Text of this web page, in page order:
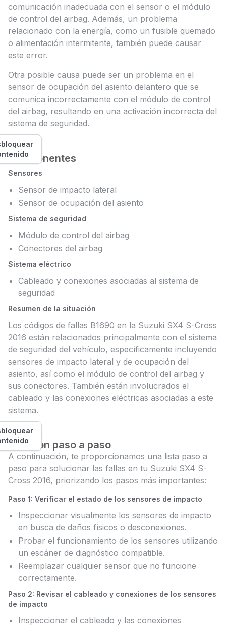
comunicación inadecuada con el sensor o el módulo
de control del airbag. Además, un problema
relacionado con la energía, como un fusible quemado
o alimentación intermitente, también puede causar
este error.
Otra posible causa puede ser un problema en el
sensor de ocupación del asiento delantero que se
comunica incorrectamente con el módulo de control
del airbag, resultando en una activación incorrecta del
sistema de seguridad.
Componentes
Sensores
Sensor de impacto lateral
Sensor de ocupación del asiento
Sistema de seguridad
Módulo de control del airbag
Conectores del airbag
Sistema eléctrico
Cableado y conexiones asociadas al sistema de
seguridad
Resumen de la situación
Los códigos de fallas B1690 en la Suzuki SX4 S-Cross
2016 están relacionados principalmente con el sistema
de seguridad del vehículo, específicamente incluyendo
sensores de impacto lateral y de ocupación del
asiento, así como el módulo de control del airbag y
sus conectores. También están involucrados el
cableado y las conexiones eléctricas asociadas a este
sistema.
Solución paso a paso
A continuación, te proporcionamos una lista paso a
paso para solucionar las fallas en tu Suzuki SX4 S-
Cross 2016, priorizando los pasos más importantes:
Paso 1: Verificar el estado de los sensores de impacto
Inspeccionar visualmente los sensores de impacto
en busca de daños físicos o desconexiones.
Probar el funcionamiento de los sensores utilizando
un escáner de diagnóstico compatible.
Reemplazar cualquier sensor que no funcione
correctamente.
Paso 2: Revisar el cableado y conexiones de los sensores
de impacto
Inspeccionar el cableado y las conexiones